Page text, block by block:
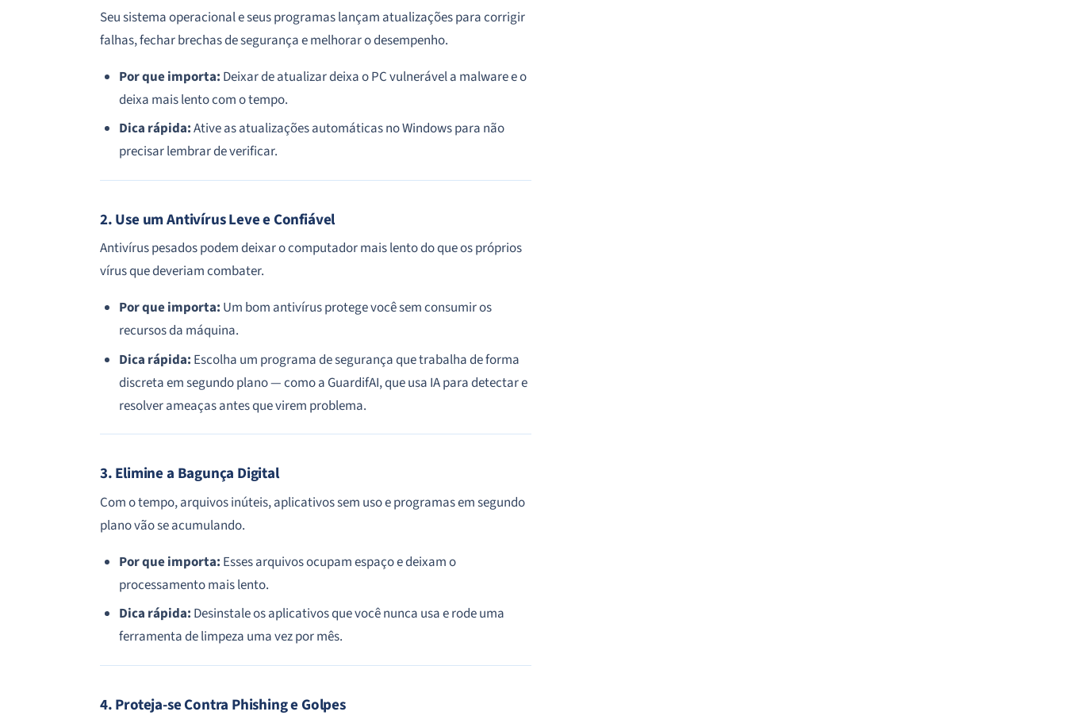
Seu sistema operacional e seus programas lançam atualizações para corrigir
falhas, fechar brechas de segurança e melhorar o desempenho.
Por que importa: Deixar de atualizar deixa o PC vulnerável a malware e o
deixa mais lento com o tempo.
Dica rápida:Ative asatualizações automáticasno Windows para não
precisar lembrar de verificar.
2. Use um Antivírus Leve e Confiável
Antivírus pesados podem deixar o computador mais lento do que os próprios
vírus que deveriam combater.
Por que importa: Um bom antivírus protege você sem consumir os
recursos da máquina.
Dica rápida: Escolha um programa de segurança que trabalha de forma
discreta em segundo plano — como a GuardifAI, que usa IA para detectar e
resolver ameaças antes que virem problema.
3. Elimine a Bagunça Digital
Com o tempo, arquivos inúteis, aplicativos sem uso e programas em segundo
plano vão se acumulando.
Por que importa: Esses arquivos ocupam espaço e deixam o
processamento mais lento.
Dica rápida: Desinstale os aplicativos que você nunca usa e rode uma
ferramenta de limpeza uma vez por mês.
4. Proteja-se Contra Phishing e Golpes